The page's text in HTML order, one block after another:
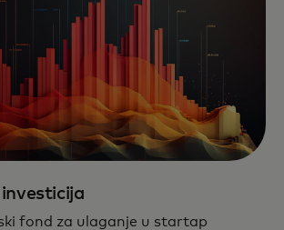
fond za ulaganje u startap